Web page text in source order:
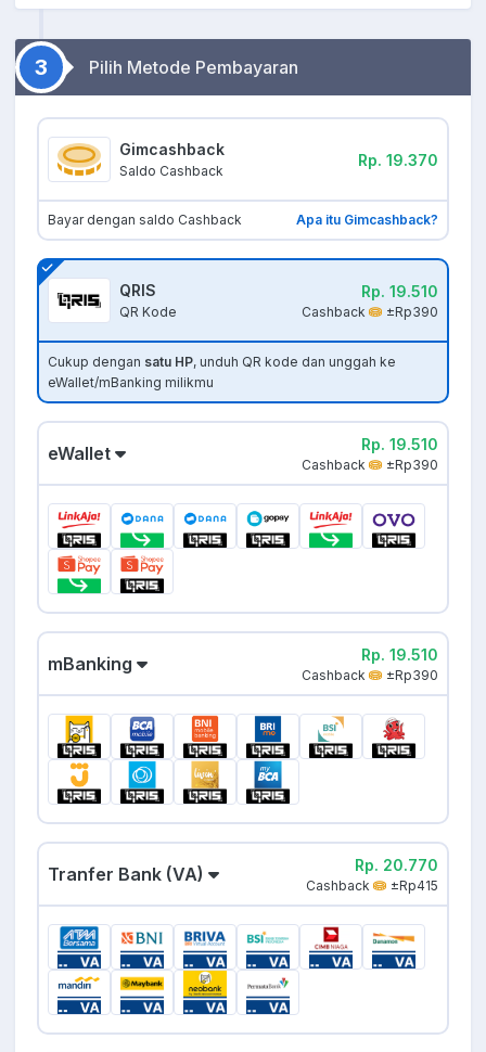
3 Pilih Metode Pembayaran
Gimcashback
Saldo Cashback
Rp. 19.370
Bayar dengan saldo Cashback Apa itu Gimcashback?
QRIS
QR Kode
Rp. 19.510
Cashback ±Rp390
Cukup dengan satu HP, unduh QR kode dan unggah ke
eWallet/mBanking milikmu
eWallet Rp. 19.510
Cashback ±Rp390
mBanking Rp. 19.510
Cashback ±Rp390
Tranfer Bank (VA) Rp. 20.770
Cashback ±Rp415